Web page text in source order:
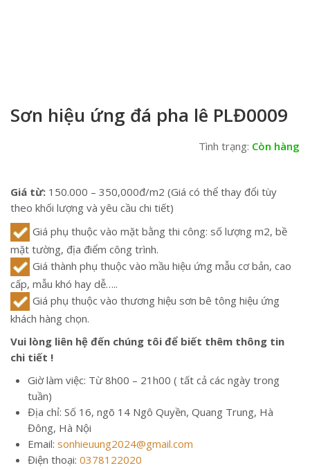
Sơn hiệu ứng đá pha lê PLĐ0009
Tình trạng: Còn hàng
Giá từ: 150.000 – 350,000đ/m2 (Giá có thể thay đổi tùy
theo khối lượng và yêu cầu chi tiết)
Giá phụ thuộc vào mặt bằng thi công: số lượng m2, bề
mặt tường, địa điểm công trình.
Giá thành phụ thuộc vào mầu hiệu ứng mẫu cơ bản, cao
cấp, mẫu khó hay dễ…..
Giá phụ thuộc vào thương hiệu sơn bê tông hiệu ứng
khách hàng chọn.
Vui lòng liên hệ đến chúng tôi để biết thêm thông tin
chi tiết !
Giờ làm việc: Từ 8h00 – 21h00 ( tất cả các ngày trong
tuần)
Địa chỉ: Số 16, ngõ 14 Ngô Quyền, Quang Trung, Hà
Đông, Hà Nội
Email: sonhieuung2024@gmail.com
Điện thoại: 0378122020